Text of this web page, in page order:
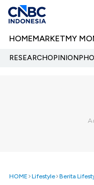
HOMEMARKETMY
RESEARCHOPINION
HOME Lifestyle Berita